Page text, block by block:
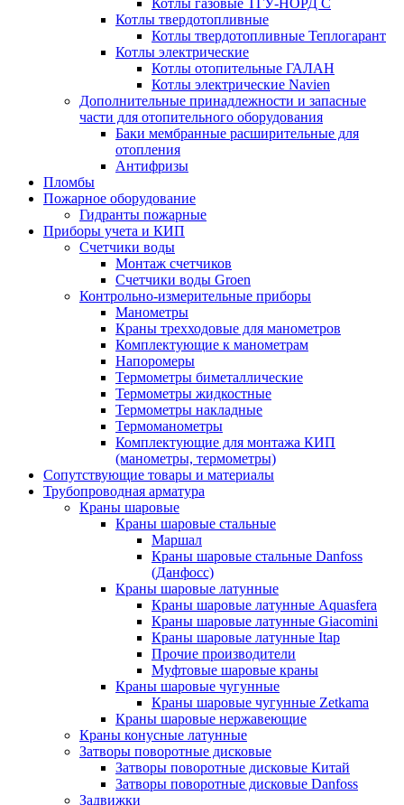
Котлы газовые ТГУ-НОРД С
Котлы твердотопливные
Котлы твердотопливные Теплогарант
Котлы электрические
Котлы отопительные ГАЛАН
Котлы электрические Navien
Дополнительные принадлежности и запасные
части для отопительного оборудования
Баки мембранные расширительные для
отопления
Антифризы
Пломбы
Пожарное оборудование
Гидранты пожарные
Приборы учета и КИП
Счетчики воды
Монтаж счетчиков
Счетчики воды Groen
Контрольно-измерительные приборы
Манометры
Краны трехходовые для манометров
Комплектующие к манометрам
Напоромеры
Термометры биметаллические
Термометры жидкостные
Термометры накладные
Термоманометры
Комплектующие для монтажа КИП
(манометры, термометры)
Сопутствующие товары и материалы
Трубопроводная арматура
Краны шаровые
Краны шаровые стальные
Маршал
Краны шаровые стальные Danfoss
(Данфосс)
Краны шаровые латунные
Краны шаровые латунные Aquasfera
Краны шаровые латунные Giacomini
Краны шаровые латунные Itap
Прочие производители
Муфтовые шаровые краны
Краны шаровые чугунные
Краны шаровые чугунные Zetkama
Краны шаровые нержавеющие
Краны конусные латунные
Затворы поворотные дисковые
Затворы поворотные дисковые Китай
Затворы поворотные дисковые Danfoss
Задвижки